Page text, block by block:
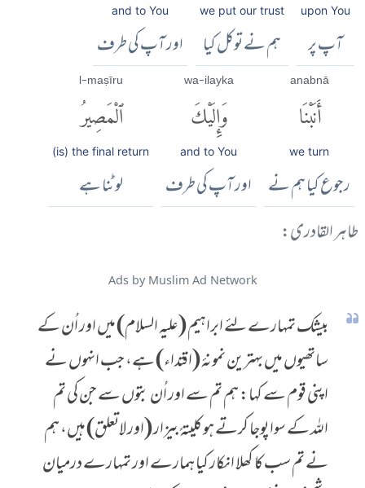
upon You
آپ پر
we put our trust
ہم نے توکل کیا
and to You
اور آپ کی طرف
anabnā
أَنَبْنَا
we turn
رجوع کیا ہم نے
wa-ilayka
وَإِلَيْكَ
and to You
اور آپ کی طرف
l-maṣīru
ٱلْمَصِيرُ
(is) the final return
لوٹنا ہے
طاہر القادری:
Ads by Muslim Ad Network
بیشک تمہارے لئے ابراہیم (علیہ السلام) میں اور اُن کے
ساتھیوں میں بہترین نمونۂ (اقتداء) ہے، جب انہوں نے
اپنی قوم سے کہا: ہم تم سے اور اُن بتوں سے جن کی تم
اللہ کے سوا پوجا کرتے ہو کلیتہً بیزار (اور لاتعلق) ہیں، ہم
نے تم سب کا کھلا انکار کیا ہمارے اور تمہارے درمیان